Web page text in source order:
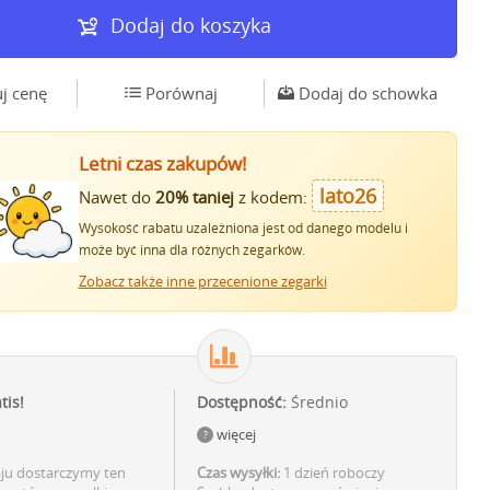
Dodaj do koszyka
cenę Porównaj Dodaj do schowka
Letni czas zakupów!
Nawet do 20% taniejz kodem: lato26
Wysokość rabatu uzależniona jest od danego modelu i
może być inna dla różnych zegarków.
Zobacz także inne przecenione zegarki
dostarczymy ten
Dostępność:Średnio
więcej
Czas wysyłki: 1 dzień roboczy